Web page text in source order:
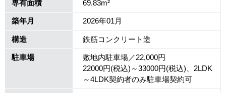
専有面積 69.83m²
築年月 2026年01月
構造 鉄筋コンクリート造
駐車場
敷地内駐車場／22,000円
22000円(税込)～33000円(税込)、2LDK
～4LDK契約者のみ駐車場契約可